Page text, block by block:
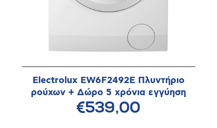
Electrolux EW6F2492E Πλυντήριο
ρούχων + Δώρο 5 χρόνια εγγύηση
€539,00